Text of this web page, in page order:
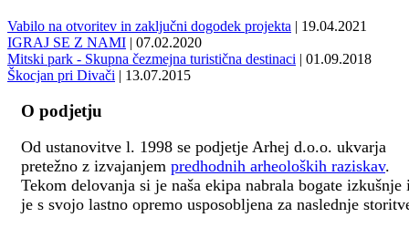
Vabilo na otvoritev in zaključni dogodek projekta | 19.04.2021
IGRAJ SE Z NAMI | 07.02.2020
Mitski park - Skupna čezmejna turistična destinaci | 01.09.2018
Škocjan pri Divači | 13.07.2015
O podjetju
Od ustanovitve l. 1998 se podjetje Arhej d.o.o. ukvarja
pretežno z izvajanjem predhodnih arheoloških raziskav.
Tekom delovanja si je naša ekipa nabrala bogate izkušnje
je s svojo lastno opremo usposobljena za naslednje